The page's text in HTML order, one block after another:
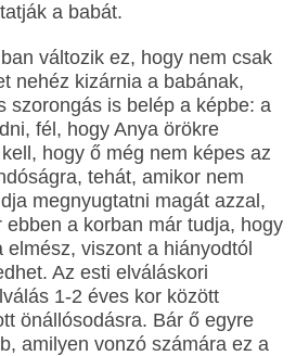
a babát.
változik ez, hogy nem csak
nehéz kizárnia a babának,
szorongás is belép a képbe: a
fél, hogy Anya örökre
hogy ő még nem képes az
tehát, amikor nem
megnyugtatni magát azzal,
ebben a korban már tudja, hogy
viszont a hiányodtól
Az esti elváláskori
1-2 éves kor között
önállósodásra. Bár ő egyre
amilyen vonzó számára ez a